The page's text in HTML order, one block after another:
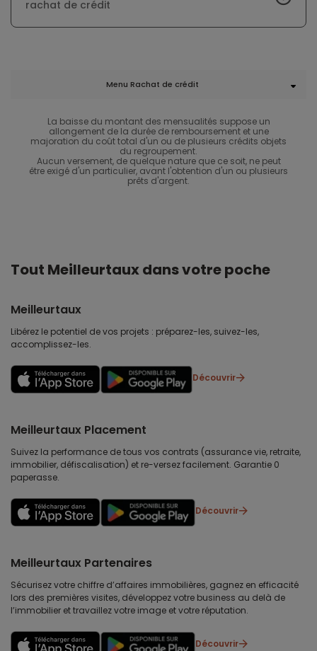
rachat de crédit
Menu Rachat de crédit
La baisse du montant des mensualités suppose un
allongement de la durée de remboursement et une
majoration du coût total d'un ou de plusieurs crédits objets
du regroupement.
Aucun versement, de quelque nature que ce soit, ne peut
être exigé d'un particulier, avant l'obtention d'un ou plusieurs
prêts d'argent.
Tout Meilleurtaux dans votre poche
Meilleurtaux
Libérez le potentiel de vos projets : préparez-les, suivez-les,
accomplissez-les.
Découvrir
Meilleurtaux Placement
Suivez la performance de tous vos contrats (assurance vie, retraite,
immobilier, défiscalisation) et re-versez facilement. Garantie 0
paperasse.
Découvrir
Meilleurtaux Partenaires
Sécurisez votre chiffre d’affaires immobilières, gagnez en efficacité
lors des premières visites, développez votre business au delà de
l’immobilier et travaillez votre image et votre réputation.
Découvrir